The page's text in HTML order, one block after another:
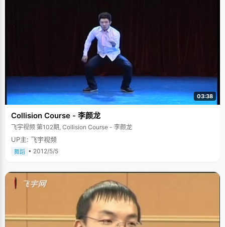
03:38
Collision Course - 李颜龙
飞宇视频 第102期, Collision Course - 李颜龙
UP主: 飞宇视频
舞蹈 • 2012/5/5